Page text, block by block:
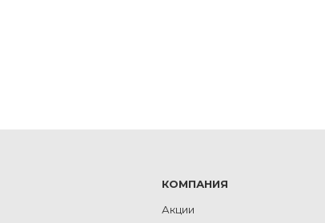
КОМПАНИЯ
Акции